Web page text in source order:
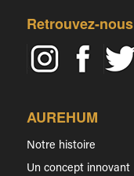
Retrouvez-nous
AUREHUM
Notre histoire
Un concept innovant